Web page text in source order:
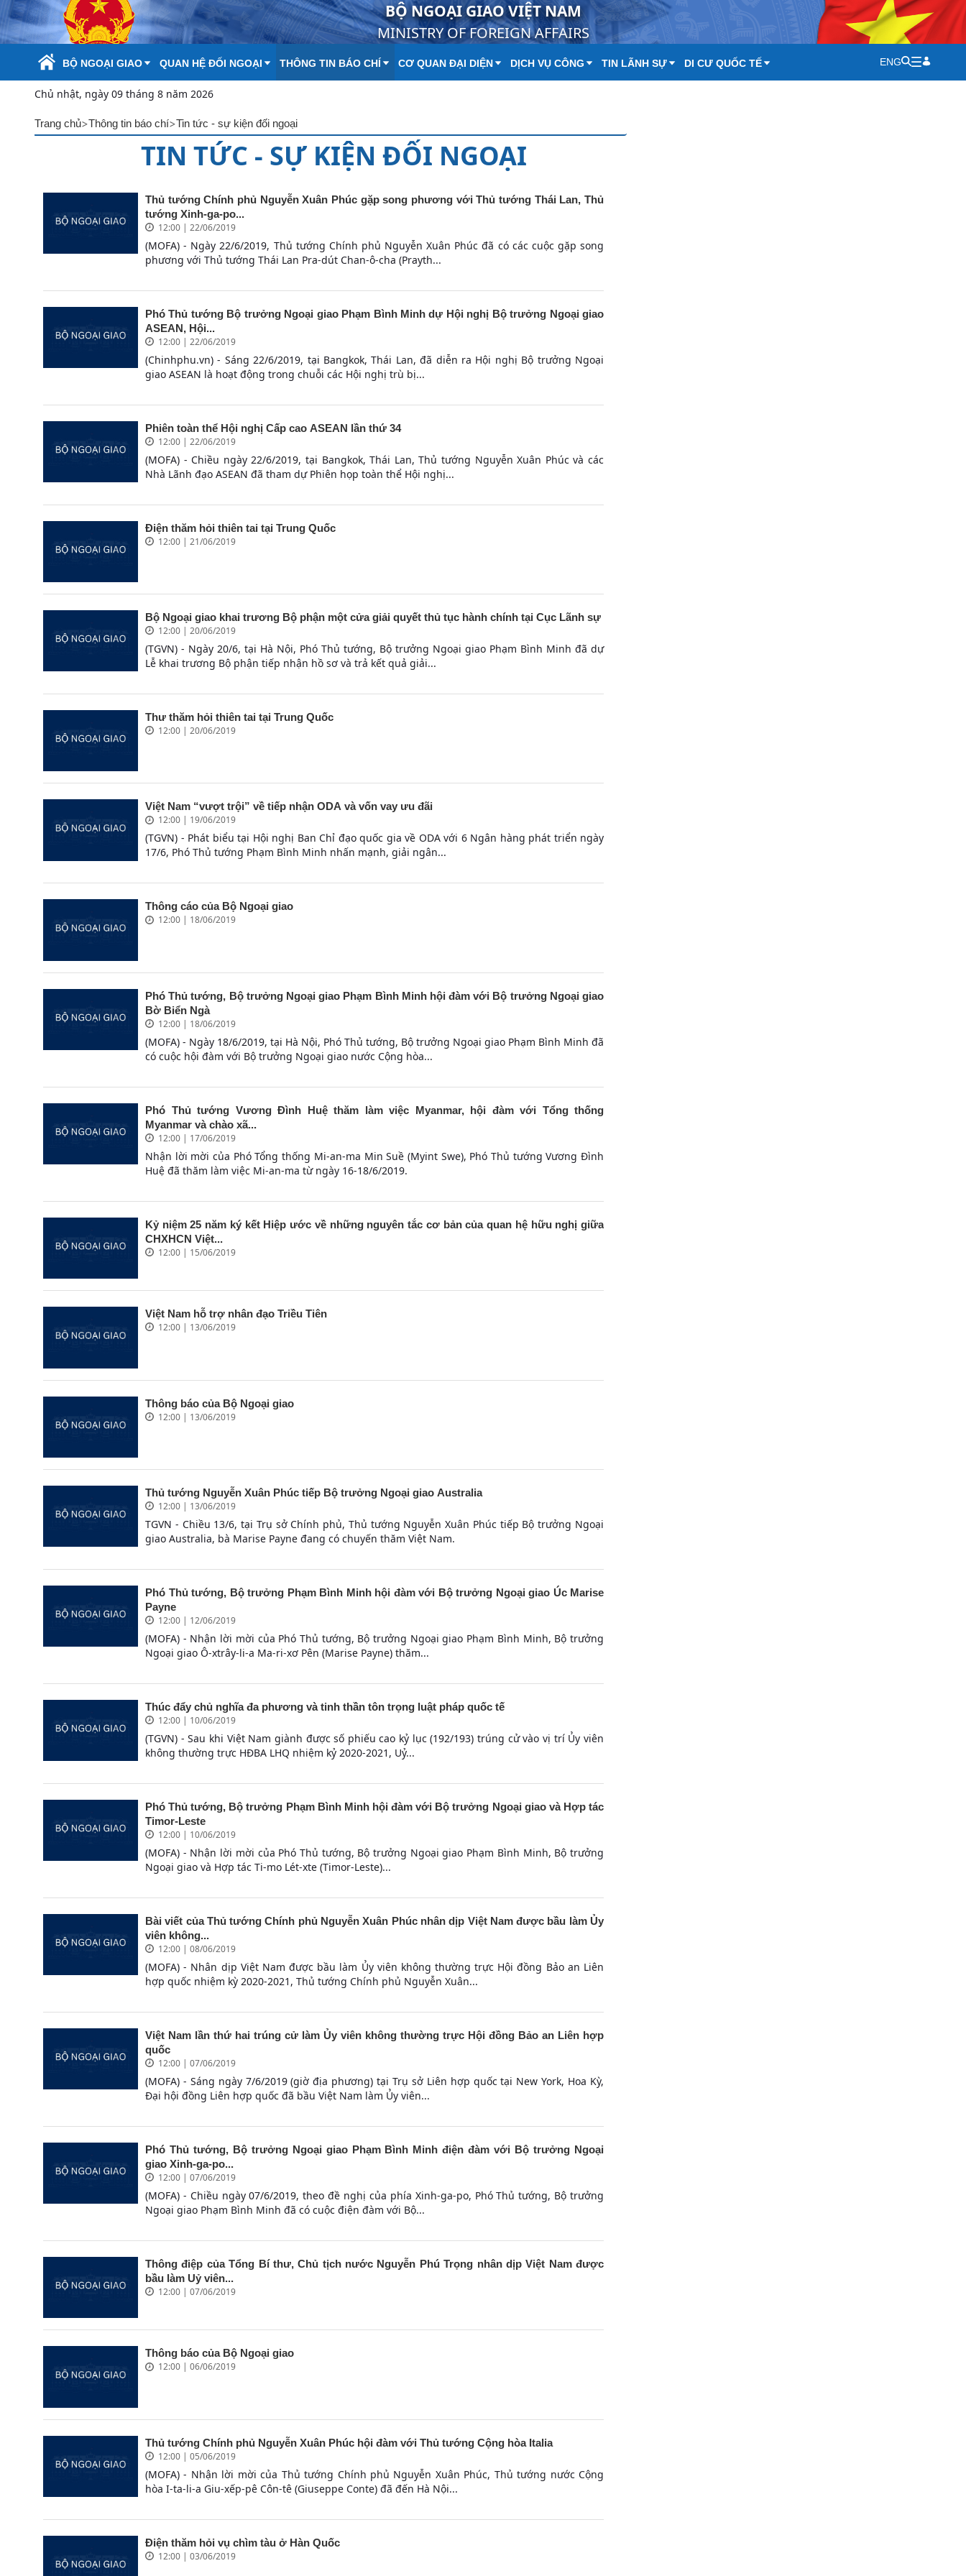
Skip to Main Content BỘ NGOẠI GIAO VIỆT NAM
MINISTRY OF FOREIGN AFFAIRS
BỘ NGOẠI GIAO QUAN HỆ ĐỐI NGOẠI THÔNG TIN BÁO CHÍ CƠ QUAN ĐẠI DIỆN DỊCH VỤ CÔNG TIN LÃNH SỰ DI CƯ QUỐC TẾ ENG
Chủ nhật, ngày 09 tháng 8 năm 2026
Trang chủ>Thông tin báo chí>Tin tức - sự kiện đối ngoại
TIN TỨC - SỰ KIỆN ĐỐI NGOẠI
Thủ tướng Chính phủ Nguyễn Xuân Phúc gặp song phương với Thủ tướng Thái Lan, Thủ
tướng Xinh-ga-po...
12:00 | 22/06/2019
(MOFA) - Ngày 22/6/2019, Thủ tướng Chính phủ Nguyễn Xuân Phúc đã có các cuộc gặp song
phương với Thủ tướng Thái Lan Pra-dút Chan-ô-cha (Prayth...
Phó Thủ tướng Bộ trưởng Ngoại giao Phạm Bình Minh dự Hội nghị Bộ trưởng Ngoại giao
ASEAN, Hội...
12:00 | 22/06/2019
(Chinhphu.vn) - Sáng 22/6/2019, tại Bangkok, Thái Lan, đã diễn ra Hội nghị Bộ trưởng Ngoại
giao ASEAN là hoạt động trong chuỗi các Hội nghị trù bị...
Phiên toàn thể Hội nghị Cấp cao ASEAN lần thứ 34
12:00 | 22/06/2019
(MOFA) - Chiều ngày 22/6/2019, tại Bangkok, Thái Lan, Thủ tướng Nguyễn Xuân Phúc và các
Nhà Lãnh đạo ASEAN đã tham dự Phiên họp toàn thể Hội nghị...
Điện thăm hỏi thiên tai tại Trung Quốc
12:00 | 21/06/2019
Bộ Ngoại giao khai trương Bộ phận một cửa giải quyết thủ tục hành chính tại Cục Lãnh sự
12:00 | 20/06/2019
(TGVN) - Ngày 20/6, tại Hà Nội, Phó Thủ tướng, Bộ trưởng Ngoại giao Phạm Bình Minh đã dự
Lễ khai trương Bộ phận tiếp nhận hồ sơ và trả kết quả giải...
Thư thăm hỏi thiên tai tại Trung Quốc
12:00 | 20/06/2019
Việt Nam “vượt trội” về tiếp nhận ODA và vốn vay ưu đãi
12:00 | 19/06/2019
(TGVN) - Phát biểu tại Hội nghị Ban Chỉ đạo quốc gia về ODA với 6 Ngân hàng phát triển ngày
17/6, Phó Thủ tướng Phạm Bình Minh nhấn mạnh, giải ngân...
Thông cáo của Bộ Ngoại giao
12:00 | 18/06/2019
Phó Thủ tướng, Bộ trưởng Ngoại giao Phạm Bình Minh hội đàm với Bộ trưởng Ngoại giao
Bờ Biển Ngà
12:00 | 18/06/2019
(MOFA) - Ngày 18/6/2019, tại Hà Nội, Phó Thủ tướng, Bộ trưởng Ngoại giao Phạm Bình Minh đã
có cuộc hội đàm với Bộ trưởng Ngoại giao nước Cộng hòa...
Phó Thủ tướng Vương Đình Huệ thăm làm việc Myanmar, hội đàm với Tổng thống
Myanmar và chào xã...
12:00 | 17/06/2019
Nhận lời mời của Phó Tổng thống Mi-an-ma Min Suề (Myint Swe), Phó Thủ tướng Vương Đình
Huệ đã thăm làm việc Mi-an-ma từ ngày 16-18/6/2019.
Kỷ niệm 25 năm ký kết Hiệp ước về những nguyên tắc cơ bản của quan hệ hữu nghị giữa
CHXHCN Việt...
12:00 | 15/06/2019
Việt Nam hỗ trợ nhân đạo Triều Tiên
12:00 | 13/06/2019
Thông báo của Bộ Ngoại giao
12:00 | 13/06/2019
Thủ tướng Nguyễn Xuân Phúc tiếp Bộ trưởng Ngoại giao Australia
12:00 | 13/06/2019
TGVN - Chiều 13/6, tại Trụ sở Chính phủ, Thủ tướng Nguyễn Xuân Phúc tiếp Bộ trưởng Ngoại
giao Australia, bà Marise Payne đang có chuyến thăm Việt Nam.
Phó Thủ tướng, Bộ trưởng Phạm Bình Minh hội đàm với Bộ trưởng Ngoại giao Úc Marise
Payne
12:00 | 12/06/2019
(MOFA) - Nhận lời mời của Phó Thủ tướng, Bộ trưởng Ngoại giao Phạm Bình Minh, Bộ trưởng
Ngoại giao Ô-xtrây-li-a Ma-ri-xơ Pên (Marise Payne) thăm...
Thúc đẩy chủ nghĩa đa phương và tinh thần tôn trọng luật pháp quốc tế
12:00 | 10/06/2019
(TGVN) - Sau khi Việt Nam giành được số phiếu cao kỷ lục (192/193) trúng cử vào vị trí Ủy viên
không thường trực HĐBA LHQ nhiệm kỷ 2020-2021, Uỷ...
Phó Thủ tướng, Bộ trưởng Phạm Bình Minh hội đàm với Bộ trưởng Ngoại giao và Hợp tác
Timor-Leste
12:00 | 10/06/2019
(MOFA) - Nhận lời mời của Phó Thủ tướng, Bộ trưởng Ngoại giao Phạm Bình Minh, Bộ trưởng
Ngoại giao và Hợp tác Ti-mo Lét-xte (Timor-Leste)...
Bài viết của Thủ tướng Chính phủ Nguyễn Xuân Phúc nhân dịp Việt Nam được bầu làm Ủy
viên không...
12:00 | 08/06/2019
(MOFA) - Nhân dịp Việt Nam được bầu làm Ủy viên không thường trực Hội đồng Bảo an Liên
hợp quốc nhiệm kỳ 2020-2021, Thủ tướng Chính phủ Nguyễn Xuân...
Việt Nam lần thứ hai trúng cử làm Ủy viên không thường trực Hội đồng Bảo an Liên hợp
quốc
12:00 | 07/06/2019
(MOFA) - Sáng ngày 7/6/2019 (giờ địa phương) tại Trụ sở Liên hợp quốc tại New York, Hoa Kỳ,
Đại hội đồng Liên hợp quốc đã bầu Việt Nam làm Ủy viên...
Phó Thủ tướng, Bộ trưởng Ngoại giao Phạm Bình Minh điện đàm với Bộ trưởng Ngoại
giao Xinh-ga-po...
12:00 | 07/06/2019
(MOFA) - Chiều ngày 07/6/2019, theo đề nghị của phía Xinh-ga-po, Phó Thủ tướng, Bộ trưởng
Ngoại giao Phạm Bình Minh đã có cuộc điện đàm với Bộ...
Thông điệp của Tổng Bí thư, Chủ tịch nước Nguyễn Phú Trọng nhân dịp Việt Nam được
bầu làm Uỷ viên...
12:00 | 07/06/2019
Thông báo của Bộ Ngoại giao
12:00 | 06/06/2019
Thủ tướng Chính phủ Nguyễn Xuân Phúc hội đàm với Thủ tướng Cộng hòa Italia
12:00 | 05/06/2019
(MOFA) - Nhận lời mời của Thủ tướng Chính phủ Nguyễn Xuân Phúc, Thủ tướng nước Cộng
hòa I-ta-li-a Giu-xếp-pê Côn-tê (Giuseppe Conte) đã đến Hà Nội...
Điện thăm hỏi vụ chìm tàu ở Hàn Quốc
12:00 | 03/06/2019